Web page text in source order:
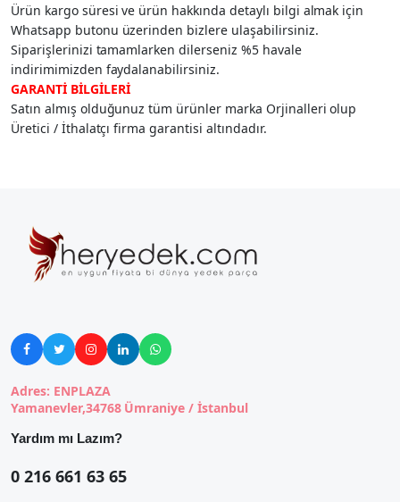
Ürün kargo süresi ve ürün hakkında detaylı bilgi almak için
Whatsapp butonu üzerinden bizlere ulaşabilirsiniz.
Siparişlerinizi tamamlarken dilerseniz %5 havale
indirimimizden faydalanabilirsiniz.
GARANTİ BİLGİLERİ
Satın almış olduğunuz tüm ürünler marka Orjinalleri olup
Üretici / İthalatçı firma garantisi altındadır.
    
Adres: ENPLAZA
Yamanevler,34768 Ümraniye / İstanbul
Yardım mı Lazım?
0 216 661 63 65